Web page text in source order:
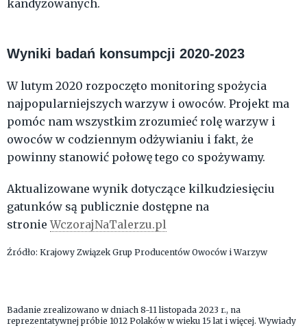
kandyzowanych.
Wyniki badań konsumpcji 2020-2023
W lutym 2020 rozpoczęto monitoring spożycia
najpopularniejszych warzyw i owoców. Projekt ma
pomóc nam wszystkim zrozumieć rolę warzyw i
owoców w codziennym odżywianiu i fakt, że
powinny stanowić połowę tego co spożywamy.
Aktualizowane wynik dotyczące kilkudziesięciu
gatunków są publicznie dostępne na
stronieWczorajNaTalerzu.pl
Źródło: Krajowy Związek Grup Producentów Owoców i Warzyw
Badanie zrealizowano w dniach 8-11 listopada 2023 r., na
reprezentatywnej próbie 1012 Polaków w wieku 15 lat i więcej. Wywiady